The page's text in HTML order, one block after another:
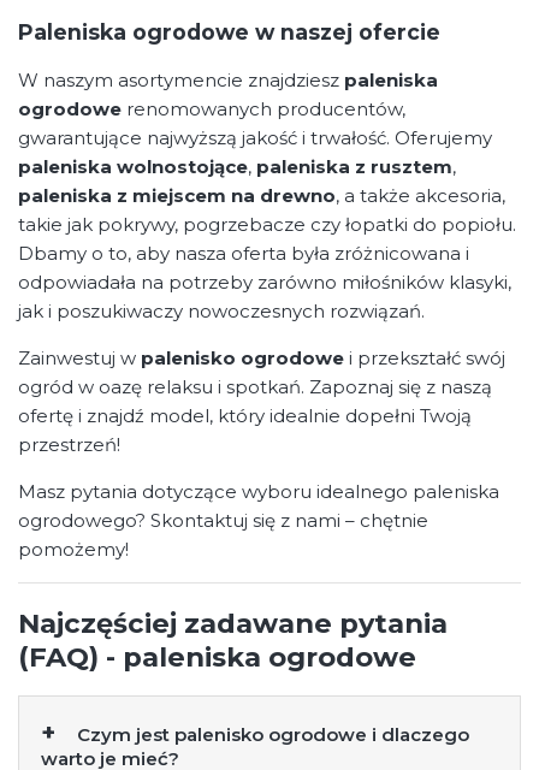
Paleniska ogrodowe w naszej ofercie
W naszym asortymencie znajdziesz paleniska
ogrodowe renomowanych producentów,
gwarantujące najwyższą jakość i trwałość. Oferujemy
paleniska wolnostojące, paleniska z rusztem,
paleniska z miejscem na drewno, a także akcesoria,
takie jak pokrywy, pogrzebacze czy łopatki do popiołu.
Dbamy o to, aby nasza oferta była zróżnicowana i
odpowiadała na potrzeby zarówno miłośników klasyki,
jak i poszukiwaczy nowoczesnych rozwiązań.
Zainwestuj w palenisko ogrodowe i przekształć swój
ogród w oazę relaksu i spotkań. Zapoznaj się z naszą
ofertę i znajdź model, który idealnie dopełni Twoją
przestrzeń!
Masz pytania dotyczące wyboru idealnego paleniska
ogrodowego? Skontaktuj się z nami – chętnie
pomożemy!
Najczęściej zadawane pytania
(FAQ) - paleniska ogrodowe
Czym jest palenisko ogrodowe i dlaczego
warto je mieć?